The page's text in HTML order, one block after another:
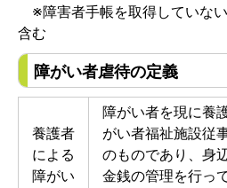
※障害者手帳を取得していな
含む
障がい者虐待の定義
養護者
による
障がい
障がい者を現に養
がい者福祉施設従
のものであり、身
金銭の管理を行っ